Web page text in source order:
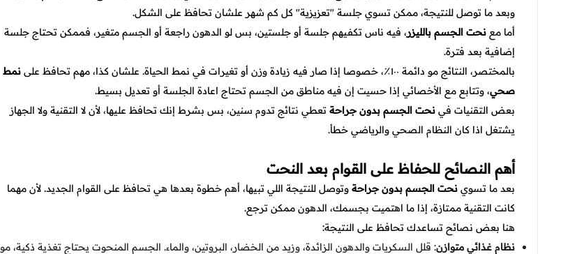
وبعد ما توصل للنتيجة، ممكن تسوي جلسة "تعزيزية" كل كم شهر علشان تحافظ على الشكل.
أما مع نحت الجسم بالليزر، فيه ناس تكفيهم جلسة أو جلستين، بس لو الدهون راجعة أو الجسم متغير، فممكن تحتاج جلسة
إضافية بعد فترة.
بالمختصر، النتائج مو دائمة ١٠٠٪، خصوصا إذا صار فيه زيادة وزن أو تغيرات في نمط الحياة. علشان كذا، مهم تحافظ على
نمط
صحي، وتتابع مع الأخصائي إذا حسيت إن فيه مناطق من الجسم تحتاج اعادة الجلسة أو تعديل بسيط.
بعض التقنيات في نحت الجسم بدون جراحة تعطي نتائج تدوم سنين، بس بشرط إنك تحافظ عليها، لأن لا التقنية ولا الجهاز
يشتغل اذا كان النظام الصحي والرياضي خطأ.
أهم النصائح للحفاظ على القوام بعد النحت
بعد ما تسوي نحت الجسم بدون جراحة وتوصل للنتيجة اللي تبيها، أهم خطوة بعدها هي تحافظ على القوام الجديد. لأن مهما
كانت التقنية ممتازة، إذا ما اهتميت بجسمك، الدهون ممكن ترجع.
هنا بعض نصائح تساعدك تحافظ على النتيجة:
نظام غذائي متوازن: قلل السكريات والدهون الزائدة، وزيد من الخضار، البروتين، والماء. الجسم المنحوت يحتاج تغذية ذكية، مو